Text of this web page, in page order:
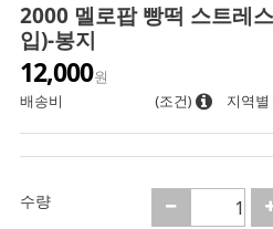
2000 멜로팝 빵떡 스트레
입)-봉지
12,000원
배송비
(조건) 지역별
수량